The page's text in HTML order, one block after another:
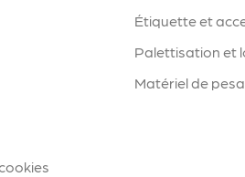
Étiquette et
Palettisation et
Matériel de